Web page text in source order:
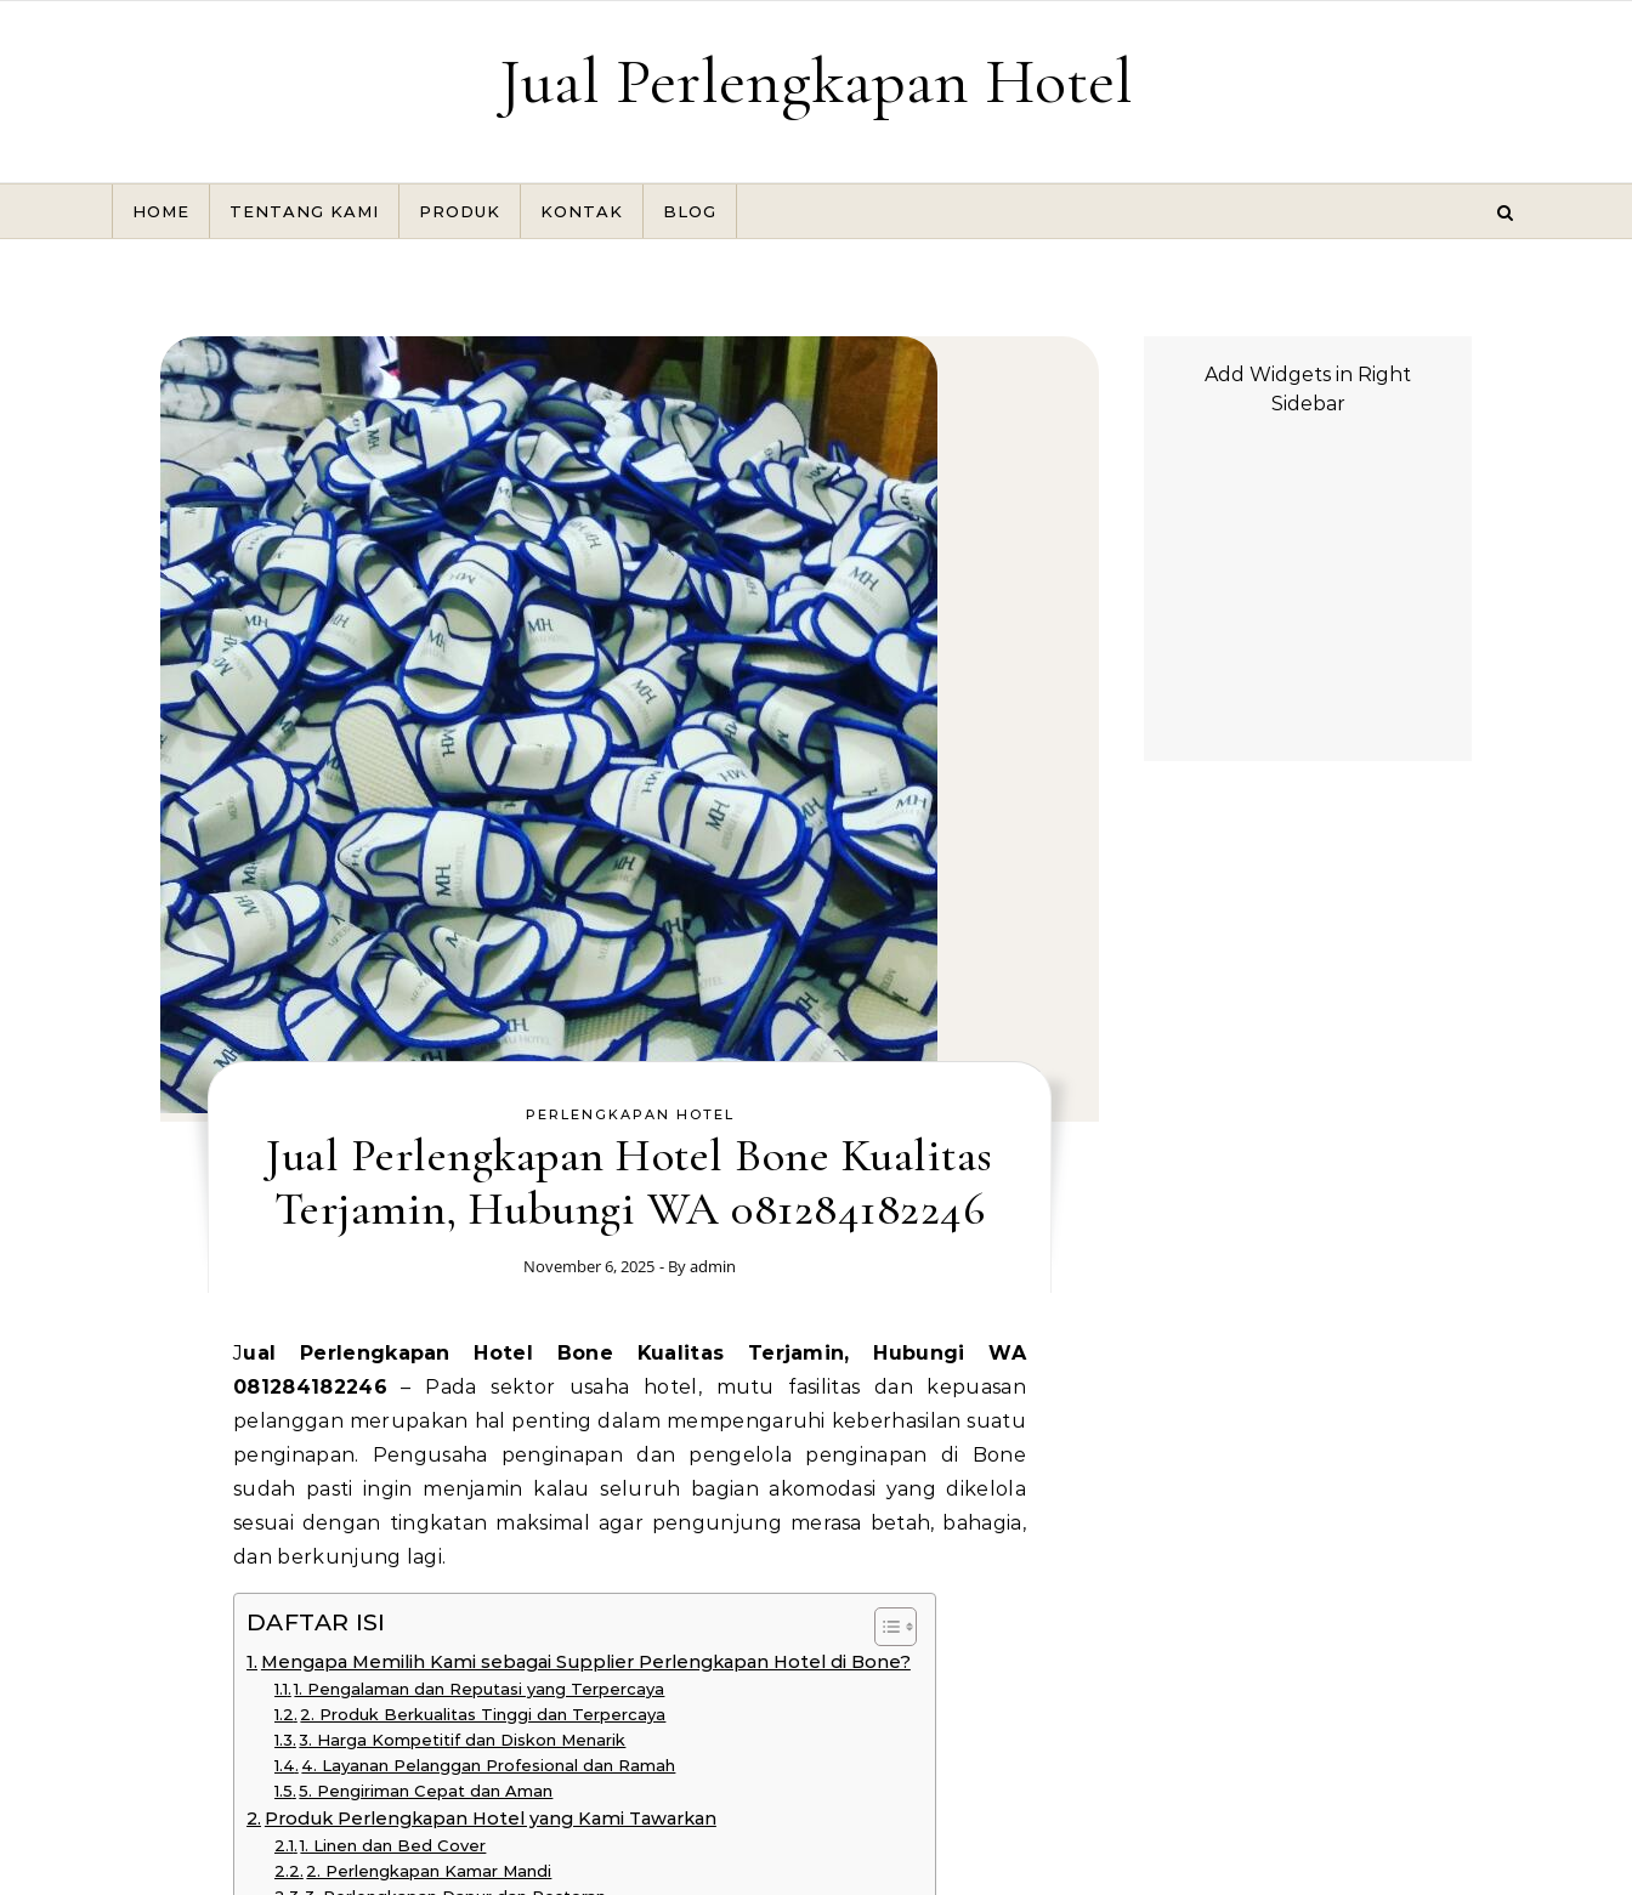
Jual Perlengkapan Hotel
HOME TENTANG KAMI PRODUK KONTAK BLOG
PERLENGKAPAN HOTEL
Jual Perlengkapan Hotel Bone Kualitas
Terjamin, Hubungi WA 081284182246
November 6, 2025 - Byadmin
Jual Perlengkapan Hotel Bone Kualitas Terjamin, Hubungi WA
081284182246 – Pada sektor usaha hotel, mutu fasilitas dan kepuasan
pelanggan merupakan hal penting dalam mempengaruhi keberhasilan suatu
penginapan. Pengusaha penginapan dan pengelola penginapan di Bone
sudah pasti ingin menjamin kalau seluruh bagian akomodasi yang dikelola
sesuai dengan tingkatan maksimal agar pengunjung merasa betah, bahagia,
dan berkunjung lagi.
DAFTAR ISI
Mengapa Memilih Kami sebagai Supplier Perlengkapan Hotel di Bone?
1. Pengalaman dan Reputasi yang Terpercaya
2. Produk Berkualitas Tinggi dan Terpercaya
3. Harga Kompetitif dan Diskon Menarik
4. Layanan Pelanggan Profesional dan Ramah
5. Pengiriman Cepat dan Aman
Produk Perlengkapan Hotel yang Kami Tawarkan
1. Linen dan Bed Cover
2. Perlengkapan Kamar Mandi
Add Widgets in Right
Sidebar